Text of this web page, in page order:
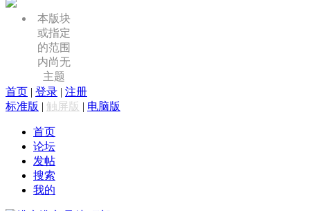
本版块
或指定
的范围
内尚无
主题
首页 | 登录 | 注册
标准版 | 触屏版 | 电脑版
首页
论坛
发帖
搜索
我的